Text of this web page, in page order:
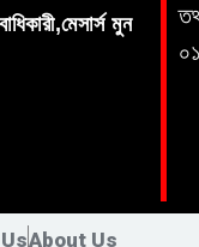
মুন
About Us